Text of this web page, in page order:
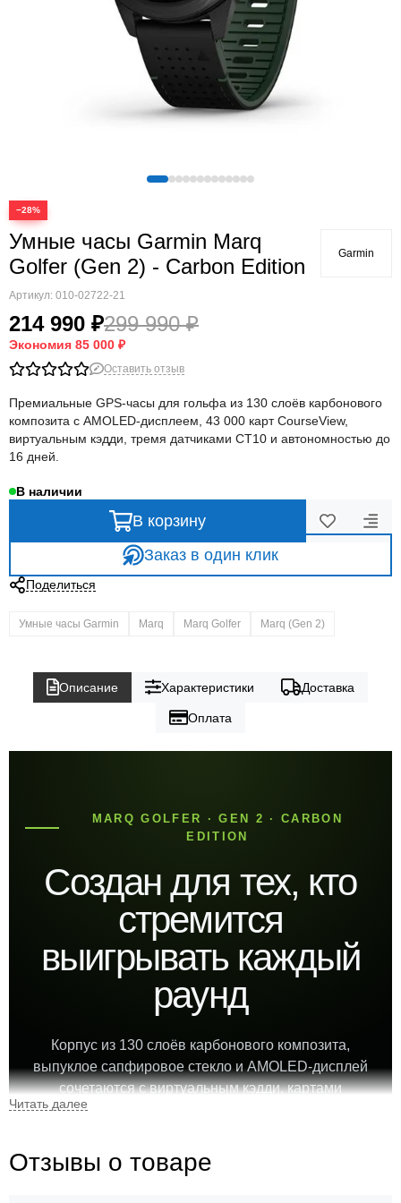
−28%
Умные часы Garmin Marq
Golfer (Gen 2) - Carbon Edition
Артикул: 010-02722-21
214 990 ₽299 990 ₽
Экономия 85 000 ₽
Garmin
Оставить отзыв
Премиальные GPS-часы для гольфа из 130 слоёв карбонового
композита с AMOLED-дисплеем, 43 000 карт CourseView,
виртуальным кэдди, тремя датчиками CT10 и автономностью до
16 дней.
В наличии
В корзину
Заказ в один клик
Поделиться
Умные часы Garmin Marq Marq Golfer Marq (Gen 2)
Описание Характеристики Доставка
Оплата
MARQ GOLFER · GEN 2 · CARBON
EDITION
Создан для тех, кто
стремится
выигрывать каждый
раунд
Корпус из 130 слоёв карбонового композита,
выпуклое сапфировое стекло и AMOLED-дисплей
сочетаются с виртуальным кэдди, картами
CourseView и аналитикой тренировок.
Отзывы о товаре